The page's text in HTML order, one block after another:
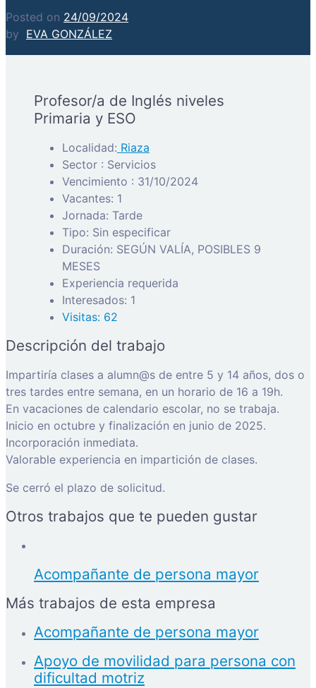
Posted on 24/09/2024
by EVA GONZÁLEZ
Profesor/a de Inglés niveles
Primaria y ESO
Localidad: Riaza
Sector : Servicios
Vencimiento : 31/10/2024
Vacantes: 1
Jornada: Tarde
Tipo: Sin especificar
Duración: SEGÚN VALÍA, POSIBLES 9
MESES
Experiencia requerida
Interesados: 1
Visitas: 62
Descripción del trabajo
Impartiría clases a alumn@s de entre 5 y 14 años, dos o
tres tardes entre semana, en un horario de 16 a 19h.
En vacaciones de calendario escolar, no se trabaja.
Inicio en octubre y finalización en junio de 2025.
Incorporación inmediata.
Valorable experiencia en impartición de clases.
Se cerró el plazo de solicitud.
Otros trabajos que te pueden gustar
Acompañante de persona mayor
Más trabajos de esta empresa
Acompañante de persona mayor
Apoyo de movilidad para persona con
dificultad motriz